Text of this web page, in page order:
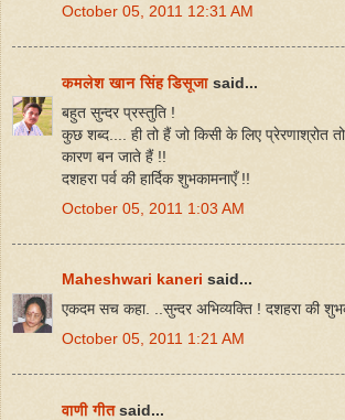
October 05, 2011 12:31 AM
कमलेश खान सिंह डिसूजा said...
बहुत सुन्दर प्रस्तुति !
कुछ शब्द.... ही तो हैं जो किसी के लिए प्रेरणाश्रोत
कारण बन जाते हैं !!
दशहरा पर्व की हार्दिक शुभकामनाएँ !!
October 05, 2011 1:03 AM
Maheshwari kaneri said...
एकदम सच कहा. ..सुन्दर अभिव्यक्ति ! दशहरा की
October 05, 2011 1:21 AM
वाणी गीतsaid...